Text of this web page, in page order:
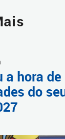
a hora
do